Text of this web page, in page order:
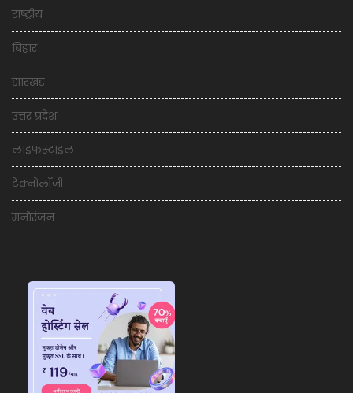
राष्ट्रीय
बिहार
झारखंड
उत्तर प्रदेश
लाइफस्टाइल
टेक्नोलॉजी
मनोरंजन